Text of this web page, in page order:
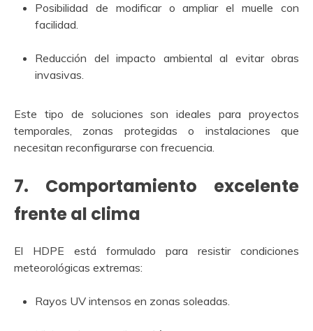
Posibilidad de modificar o ampliar el muelle con
facilidad.
Reducción del impacto ambiental al evitar obras
invasivas.
Este tipo de soluciones son ideales para proyectos
temporales, zonas protegidas o instalaciones que
necesitan reconfigurarse con frecuencia.
7. Comportamiento excelente
frente al clima
El HDPE está formulado para resistir condiciones
meteorológicas extremas:
Rayos UV intensos en zonas soleadas.